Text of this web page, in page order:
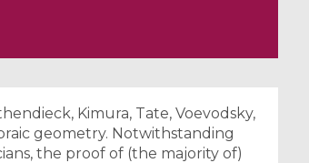
Kimura, Tate, Voevodsky,
geometry. Notwithstanding
the proof of (the majority of)